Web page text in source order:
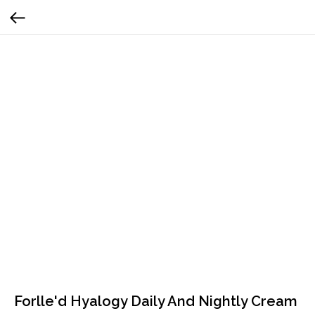
Forlle'd Hyalogy Daily And Nightly Cream